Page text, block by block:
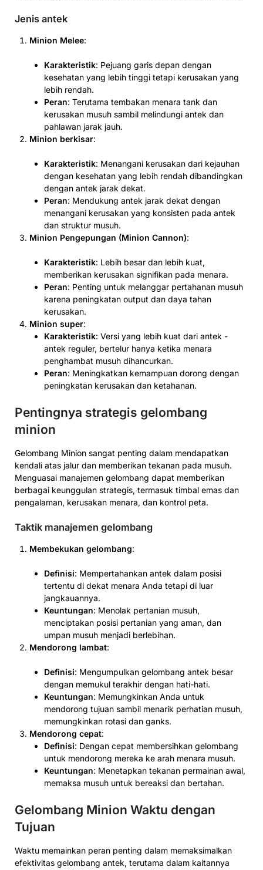
Jenis antek
Minion Melee:
Karakteristik: Pejuang garis depan dengan
kesehatan yang lebih tinggi tetapi kerusakan yang
lebih rendah.
Peran: Terutama tembakan menara tank dan
kerusakan musuh sambil melindungi antek dan
pahlawan jarak jauh.
Minion berkisar:
Karakteristik: Menangani kerusakan dari kejauhan
dengan kesehatan yang lebih rendah dibandingkan
dengan antek jarak dekat.
Peran: Mendukung antek jarak dekat dengan
menangani kerusakan yang konsisten pada antek
dan struktur musuh.
Minion Pengepungan (Minion Cannon):
Karakteristik: Lebih besar dan lebih kuat,
memberikan kerusakan signifikan pada menara.
Peran: Penting untuk melanggar pertahanan musuh
karena peningkatan output dan daya tahan
kerusakan.
Minion super:
Karakteristik: Versi yang lebih kuat dari antek -
antek reguler, bertelur hanya ketika menara
penghambat musuh dihancurkan.
Peran: Meningkatkan kemampuan dorong dengan
peningkatan kerusakan dan ketahanan.
Pentingnya strategis gelombang
minion
Gelombang Minion sangat penting dalam mendapatkan
kendali atas jalur dan memberikan tekanan pada musuh.
Menguasai manajemen gelombang dapat memberikan
berbagai keunggulan strategis, termasuk timbal emas dan
pengalaman, kerusakan menara, dan kontrol peta.
Taktik manajemen gelombang
Membekukan gelombang:
Definisi: Mempertahankan antek dalam posisi
tertentu di dekat menara Anda tetapi di luar
jangkauannya.
Keuntungan: Menolak pertanian musuh,
menciptakan posisi pertanian yang aman, dan
umpan musuh menjadi berlebihan.
Mendorong lambat:
Definisi: Mengumpulkan gelombang antek besar
dengan memukul terakhir dengan hati-hati.
Keuntungan: Memungkinkan Anda untuk
mendorong tujuan sambil menarik perhatian musuh,
memungkinkan rotasi dan ganks.
Mendorong cepat:
Definisi: Dengan cepat membersihkan gelombang
untuk mendorong mereka ke arah menara musuh.
Keuntungan: Menetapkan tekanan permainan awal,
memaksa musuh untuk bereaksi dan bertahan.
Gelombang Minion Waktu dengan
Tujuan
Waktu memainkan peran penting dalam memaksimalkan
efektivitas gelombang antek, terutama dalam kaitannya